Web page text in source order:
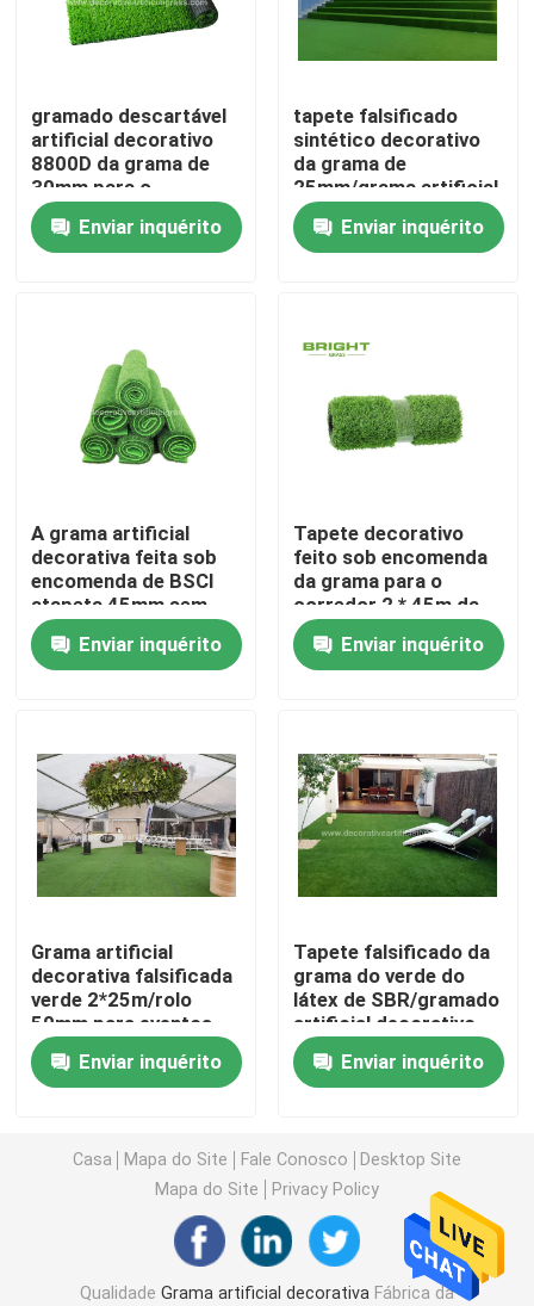
Produtos
Sobre nós
Controle de qualidade
Contate-nos
Notícia
casos
Grama artificial decorativa
Relvado artificial da grama
pétalas de flores artificiais
Bola da flor artificial
Ornamento decorativos
Moss Mat artificial
gramado descartável
artificial decorativo
8800D da grama de
30mm para o
banquete de
casamentoEnviar inquérito
tapete falsificado
sintético decorativo
da grama de
25mm/grama artificial
verde da escada
60*120cmEnviar inquérito
A grama artificial
decorativa feita sob
encomenda de BSCI
atapeta 45mm sem
suportar 100cm *
100cmEnviar inquérito
Tapete decorativo
feito sob encomenda
da grama para o
corredor 2 * 45m da
tabela da
tabela/grama do falso
Enviar inquérito
Grama artificial
decorativa falsificada
verde 2*25m/rolo
50mm para eventos
exteriores
Enviar inquérito
Tapete falsificado da
grama do verde do
látex de SBR/gramado
artificial decorativo
da grama para 30mm
internosEnviar inquérito
Casa Mapa do Site Fale Conosco
Desktop Site
Mapa do Site
Privacy Policy
Qualidade Grama artificial decorativa Fábrica da